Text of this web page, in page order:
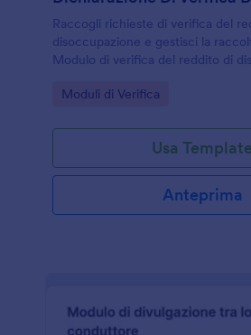
Raccogli richieste di verifica del
disoccupazione e gestisci la
Modulo di verifica del reddito di
consulenti che devono
Go to Category:
Moduli di Verifica
Usa Template
Anteprima